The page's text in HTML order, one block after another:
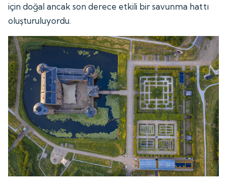
için doğal ancak son derece etkili bir savunma hattı
oluşturuluyordu.